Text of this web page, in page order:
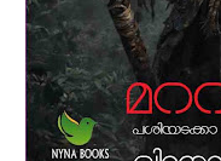
ഏതാനും
അവലംബിച്ചാണ് ഈ കഥ
അന്നത്തെ
ചുറ്റുപാടുകള്‍,